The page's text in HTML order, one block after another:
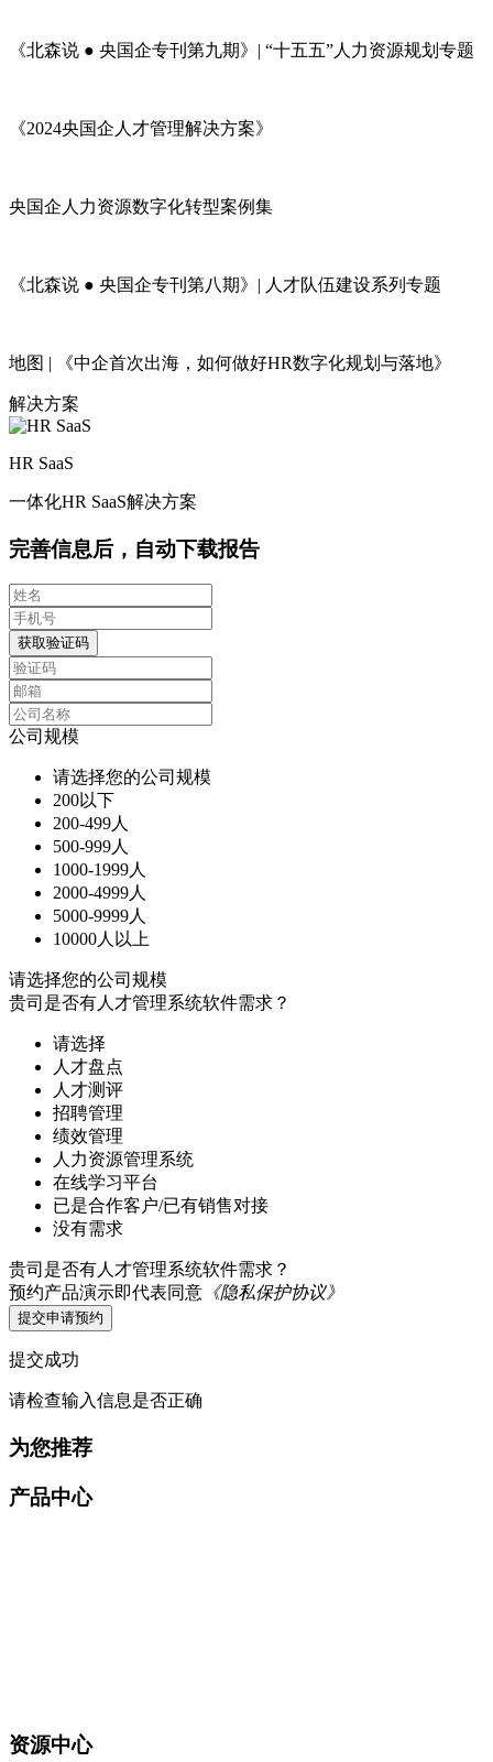
《北森说 ● 央国企专刊第九期》| “十五五”人力资源规划专题
《2024央国企人才管理解决方案》
央国企人力资源数字化转型案例集
《北森说 ● 央国企专刊第八期》| 人才队伍建设系列专题
地图 | 《中企首次出海，如何做好HR数字化规划与落地》
解决方案
HR SaaS
一体化HR SaaS解决方案
完善信息后，自动下载报告
获取验证码
公司规模
请选择您的公司规模
200以下
200-499人
500-999人
1000-1999人
2000-4999人
5000-9999人
10000人以上
请选择您的公司规模
贵司是否有人才管理系统软件需求？
请选择
人才盘点
人才测评
招聘管理
绩效管理
人力资源管理系统
在线学习平台
已是合作客户/已有销售对接
没有需求
贵司是否有人才管理系统软件需求？
预约产品演示即代表同意 《隐私保护协议》
提交申请预约
提交成功
请检查输入信息是否正确
为您推荐
产品中心
资源中心